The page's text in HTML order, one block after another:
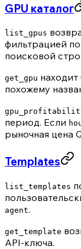
GPU каталог
list_gpus
фильтрацией
поисковой
get_gpu находит
похожему
период. Если
рыночная цена
Templates
list_templates
agent.
get_template
API-ключа.